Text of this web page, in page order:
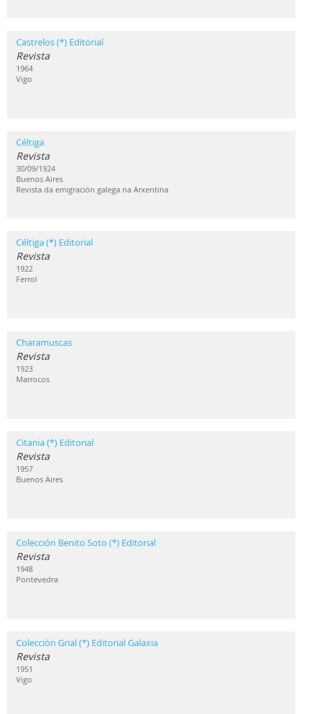
Castrelos (*) Editorial
Revista
1964
Vigo
Céltiga
Revista
30/09/1924
Buenos Aires
Revista da emigración galega na Arxentina
Céltiga (*) Editorial
Revista
1922
Ferrol
Charamuscas
Revista
1923
Marrocos
Citania (*) Editorial
Revista
1957
Buenos Aires
Colección Benito Soto (*) Editorial
Revista
1948
Pontevedra
Colección Grial (*) Editorial Galaxia
Revista
1951
Vigo